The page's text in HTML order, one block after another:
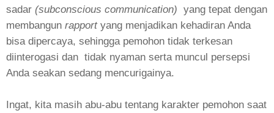
sadar (subconscious communication) yang tepat dengan
membangun rapport yang menjadikan kehadiran Anda
bisa dipercaya, sehingga pemohon tidak terkesan
diinterogasi dan tidak nyaman serta muncul persepsi
Anda seakan sedang mencurigainya.
Ingat, kita masih abu-abu tentang karakter pemohon saat